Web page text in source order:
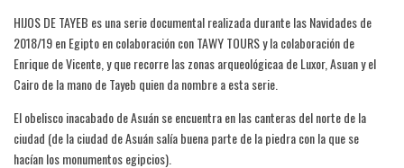
HIJOS DE TAYEB es una serie documental realizada durante las Navidades de
2018/19 en Egipto en colaboración con TAWY TOURS y la colaboración de
Enrique de Vicente, y que recorre las zonas arqueológicaa de Luxor, Asuan y el
Cairo de la mano de Tayeb quien da nombre a esta serie.
El obelisco inacabado de Asuán se encuentra en las canteras del norte de la
ciudad (de la ciudad de Asuán salía buena parte de la piedra con la que se
hacían los monumentos egipcios).